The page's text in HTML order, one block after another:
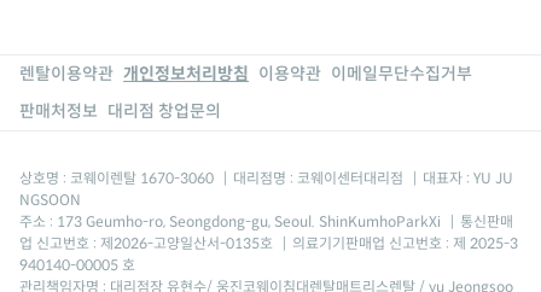
렌탈이용약관 개인정보처리방침 이용약관 이메일무단수집거부
판매처정보 대리점 창업문의
상호명 : 코웨이렌탈 1670-3060 대리점명 : 코웨이센터대리점
대표자 : YU JU
NGSOON
주소 : 173 Geumho-ro, Seongdong-gu, Seoul. ShinKumhoParkXi
통신판매
업 신고번호 : 제2026-고양일산서-0135호
의료기기판매업 신고번호 : 제 2025-3
940140-00005 호
관리책임자명 : 대리점장 유현수/ 웅진코웨이침대렌탈매트리스렌탈 / yu Jeongsoo